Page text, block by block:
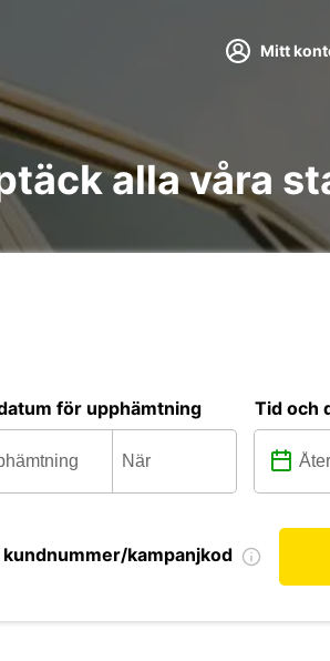
Mitt
alla våra
för upphämtning Tid och
kundnummer/kampanjkod